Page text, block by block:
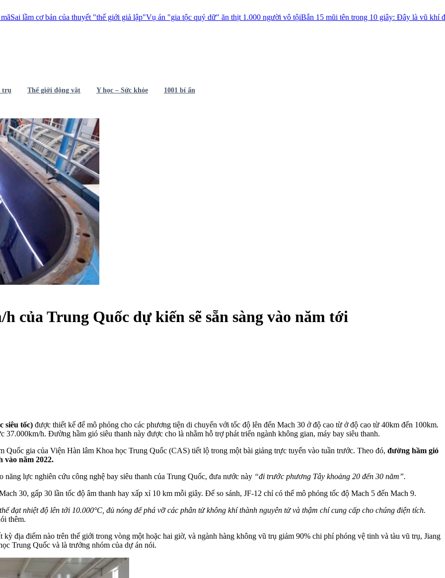
của thuyết "thế giới giả lập"Vụ án "gia tộc quỷ dữ" ăn thịt 1.000 người vô tộiBắn 15 mũi tên trong 10 giây: Đây là vũ khí đáng sợ do
trụ Thế giới động vật Y học – Sức khỏe 1001 bí ẩn
của Trung Quốc dự kiến sẽ sẵn sàng vào năm tới
siêu tốc) được thiết kế để mô phỏng cho các phương tiện di chuyển với tốc độ lên đến Mach 30 ở độ cao từ ở độ cao từ 40km đến 100km.
h. Đường hầm gió siêu thanh này được cho là nhằm hỗ trợ phát triển ngành không gian, máy bay siêu thanh.
gia của Viện Hàn lâm Khoa học Trung Quốc (CAS) tiết lộ trong một bài giảng trực tuyến vào tuần trước. Theo đó, đường hầm gió
vào năm 2022.
lực nghiên cứu công nghệ bay siêu thanh của Trung Quốc, đưa nước này “đi trước phương Tây khoảng 20 đến 30 năm”.
30, gấp 30 lần tốc độ âm thanh hay xấp xỉ 10 km mỗi giây. Để so sánh, JF-12 chỉ có thể mô phỏng tốc độ Mach 5 đến Mach 9.
đạt nhiệt độ lên tới 10.000°C, đủ nóng để phá vỡ các phân tử không khí thành nguyên tử và thậm chí cung cấp cho chúng điện tích.
thêm.
địa điểm nào trên thế giới trong vòng một hoặc hai giờ, và ngành hàng không vũ trụ giảm 90% chi phí phóng vệ tinh và tàu vũ trụ, Jiang
Trung Quốc và là trưởng nhóm của dự án nói.